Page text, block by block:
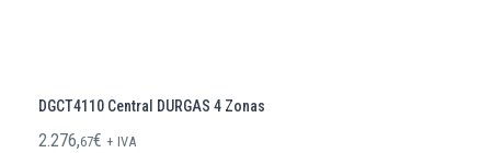
DGCT4110 Central DURGAS 4 Zonas
2.276,67€ + IVA